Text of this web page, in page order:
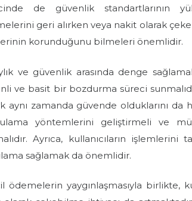
de güvenlik standartlarının
geri alırken veya nakit olarak
korunduğunu bilmeleri önemlidir.
ve güvenlik arasında denge
ve basit bir bozdurma süreci
aynı zamanda güvende olduklarını da
yöntemlerini geliştirmeli ve
Ayrıca, kullanıcıların
sağlamak da önemlidir.
ödemelerin yaygınlaşmasıyla birlikte,